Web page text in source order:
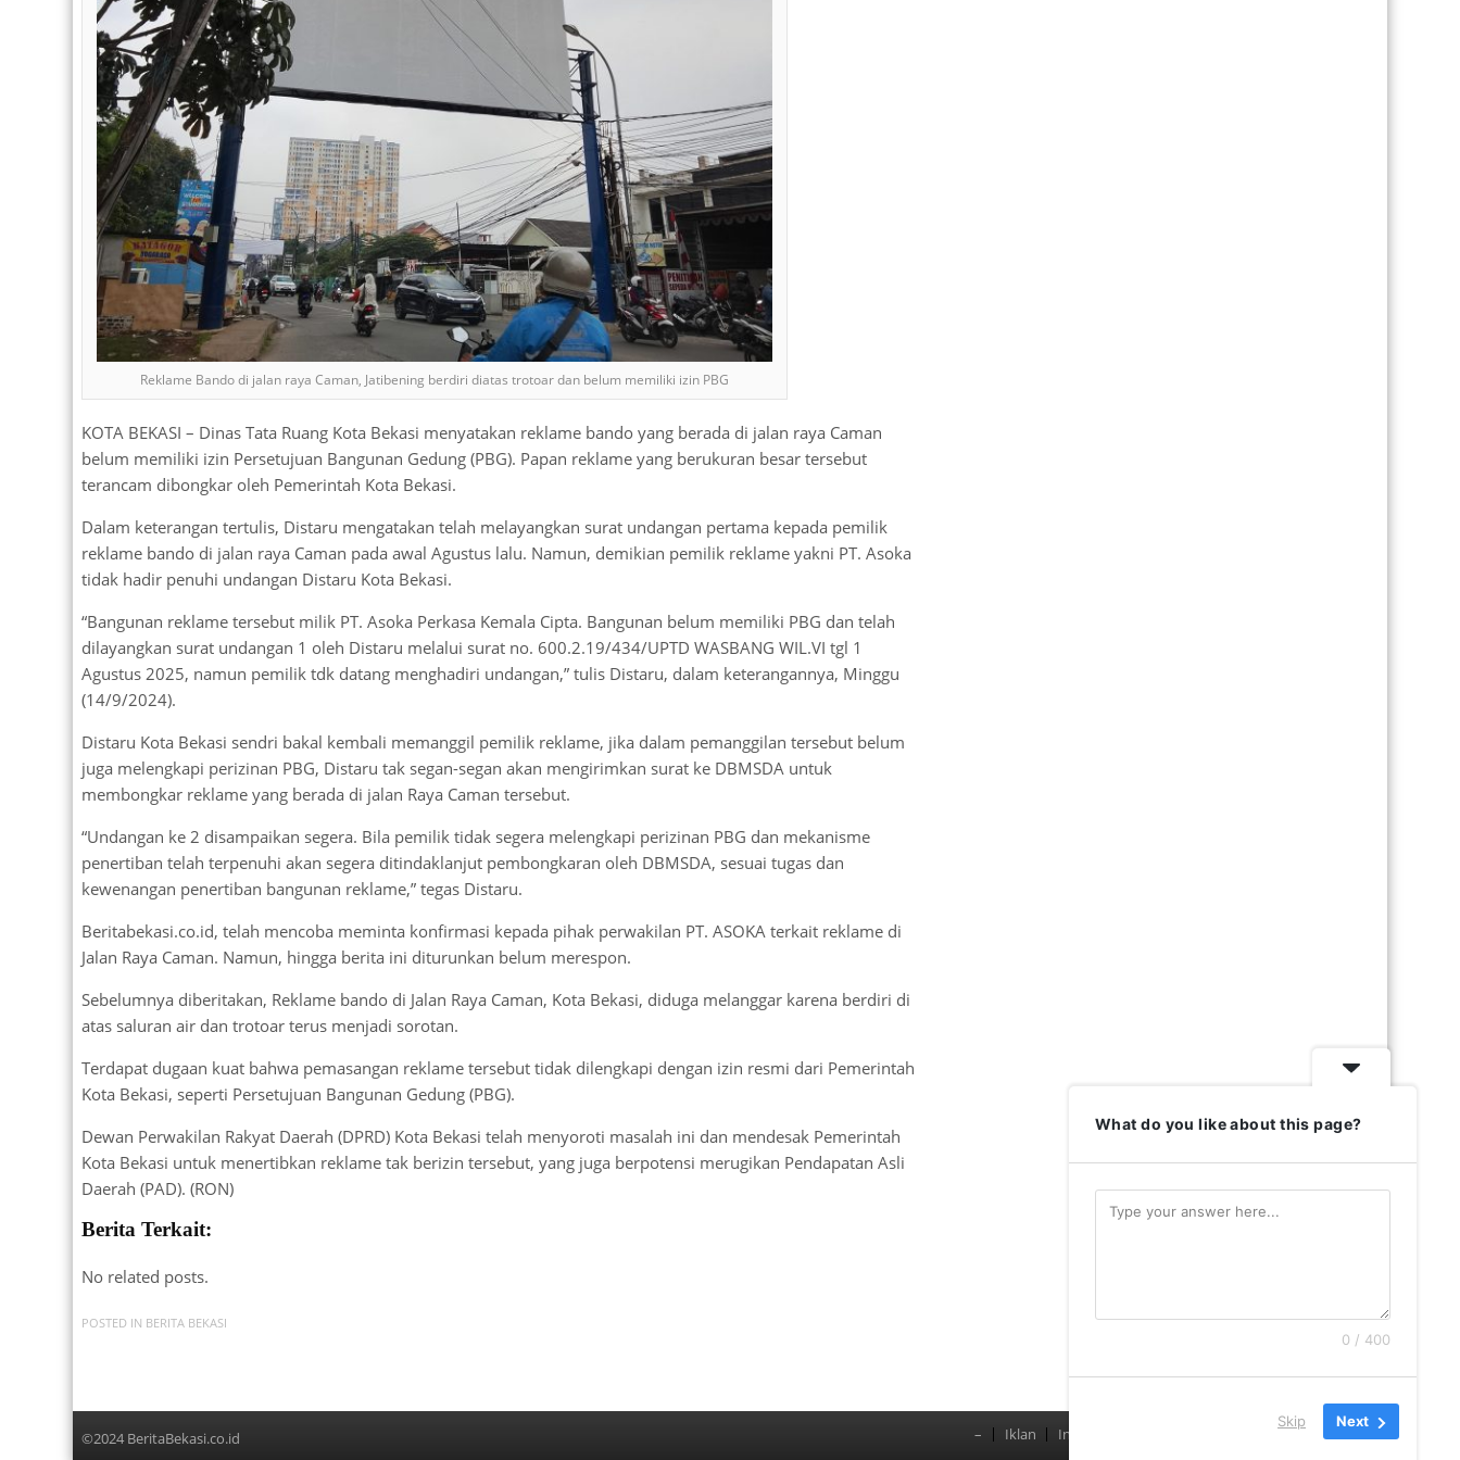
Reklame Bando di jalan raya Caman, Jatibening berdiri diatas trotoar dan belum memiliki izin PBG
KOTA BEKASI – Dinas Tata Ruang Kota Bekasi menyatakan reklame bando yang berada di jalan raya Caman
belum memiliki izin Persetujuan Bangunan Gedung (PBG). Papan reklame yang berukuran besar tersebut
terancam dibongkar oleh Pemerintah Kota Bekasi.
Dalam keterangan tertulis, Distaru mengatakan telah melayangkan surat undangan pertama kepada pemilik
reklame bando di jalan raya Caman pada awal Agustus lalu. Namun, demikian pemilik reklame yakni PT. Asoka
tidak hadir penuhi undangan Distaru Kota Bekasi.
“Bangunan reklame tersebut milik PT. Asoka Perkasa Kemala Cipta. Bangunan belum memiliki PBG dan telah
dilayangkan surat undangan 1 oleh Distaru melalui surat no. 600.2.19/434/UPTD WASBANG WIL.VI tgl 1
Agustus 2025, namun pemilik tdk datang menghadiri undangan,” tulis Distaru, dalam keterangannya, Minggu
(14/9/2024).
Distaru Kota Bekasi sendri bakal kembali memanggil pemilik reklame, jika dalam pemanggilan tersebut belum
juga melengkapi perizinan PBG, Distaru tak segan-segan akan mengirimkan surat ke DBMSDA untuk
membongkar reklame yang berada di jalan Raya Caman tersebut.
“Undangan ke 2 disampaikan segera. Bila pemilik tidak segera melengkapi perizinan PBG dan mekanisme
penertiban telah terpenuhi akan segera ditindaklanjut pembongkaran oleh DBMSDA, sesuai tugas dan
kewenangan penertiban bangunan reklame,” tegas Distaru.
Beritabekasi.co.id, telah mencoba meminta konfirmasi kepada pihak perwakilan PT. ASOKA terkait reklame di
Jalan Raya Caman. Namun, hingga berita ini diturunkan belum merespon.
Sebelumnya diberitakan, Reklame bando di Jalan Raya Caman, Kota Bekasi, diduga melanggar karena berdiri di
atas saluran air dan trotoar terus menjadi sorotan.
Terdapat dugaan kuat bahwa pemasangan reklame tersebut tidak dilengkapi dengan izin resmi dari Pemerintah
Kota Bekasi, seperti Persetujuan Bangunan Gedung (PBG).
Dewan Perwakilan Rakyat Daerah (DPRD) Kota Bekasi telah menyoroti masalah ini dan mendesak Pemerintah
Kota Bekasi untuk menertibkan reklame tak berizin tersebut, yang juga berpotensi merugikan Pendapatan Asli
Daerah (PAD). (RON)
Berita Terkait:
No related posts.
POSTED IN BERITA BEKASI
©2024 BeritaBekasi.co.id Menu
– Iklan Indeks Redaksi
What do you like about this page?
0 / 400
Skip Next